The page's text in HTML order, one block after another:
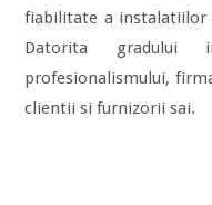
fiabilitate a instalatiilor
Datorita
profesionalismului,
clientii si furnizorii sai.